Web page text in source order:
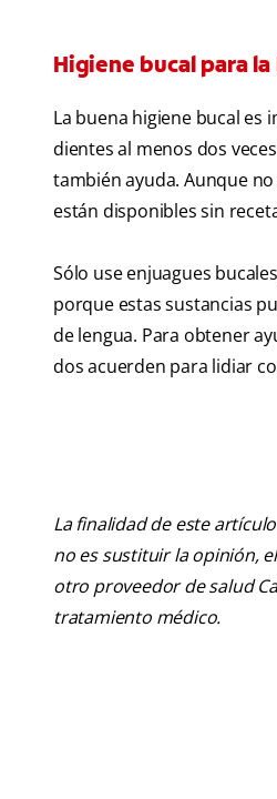
Higiene bucal para la
La buena higiene bucal es
dientes al menos dos
también ayuda. Aunque
están disponibles sin
Sólo use enjuagues
porque estas sustancias
de lengua. Para obtener
dos acuerden para lidiar
La finalidad de este
no es sustituir la opinión,
otro proveedor de salud
tratamiento médico.